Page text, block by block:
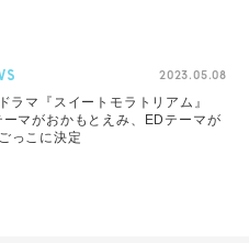
2023.05.08
ラマ『スイートモラトリアム』
ーマがおかもとえみ、EDテーマが
っこに決定